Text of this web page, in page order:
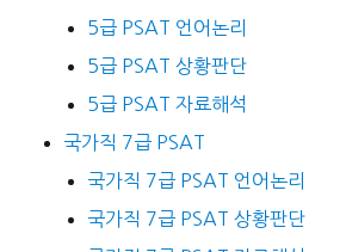
5급 PSAT 언어논리
5급 PSAT 상황판단
5급 PSAT 자료해석
국가직 7급 PSAT
국가직 7급 PSAT 언어논리
국가직 7급 PSAT 상황판단